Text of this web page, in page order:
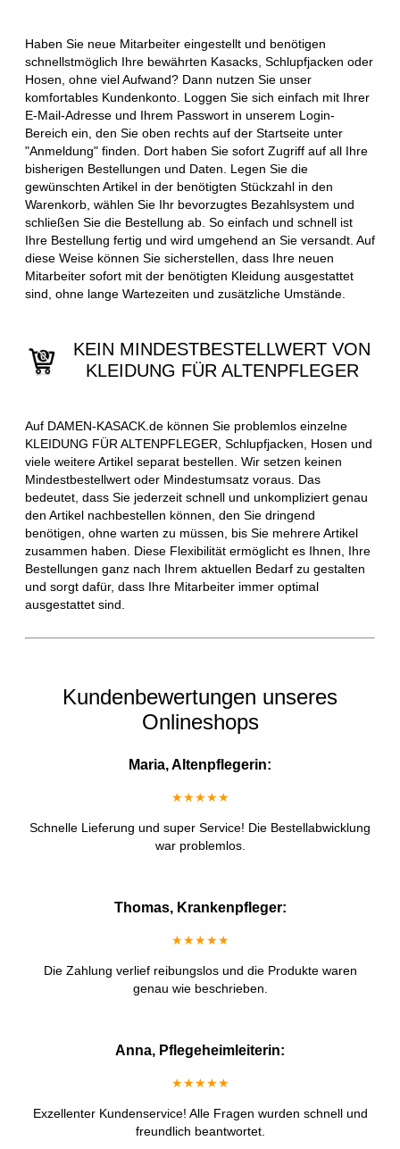
Haben Sie neue Mitarbeiter eingestellt und benötigen
schnellstmöglich Ihre bewährten Kasacks, Schlupfjacken oder
Hosen, ohne viel Aufwand? Dann nutzen Sie unser
komfortables Kundenkonto. Loggen Sie sich einfach mit Ihrer
E-Mail-Adresse und Ihrem Passwort in unserem Login-
Bereich ein, den Sie oben rechts auf der Startseite unter
"Anmeldung" finden. Dort haben Sie sofort Zugriff auf all Ihre
bisherigen Bestellungen und Daten. Legen Sie die
gewünschten Artikel in der benötigten Stückzahl in den
Warenkorb, wählen Sie Ihr bevorzugtes Bezahlsystem und
schließen Sie die Bestellung ab. So einfach und schnell ist
Ihre Bestellung fertig und wird umgehend an Sie versandt. Auf
diese Weise können Sie sicherstellen, dass Ihre neuen
Mitarbeiter sofort mit der benötigten Kleidung ausgestattet
sind, ohne lange Wartezeiten und zusätzliche Umstände.
KEIN MINDESTBESTELLWERT VON
KLEIDUNG FÜR ALTENPFLEGER
Auf DAMEN-KASACK.de können Sie problemlos einzelne
KLEIDUNG FÜR ALTENPFLEGER, Schlupfjacken, Hosen und
viele weitere Artikel separat bestellen. Wir setzen keinen
Mindestbestellwert oder Mindestumsatz voraus. Das
bedeutet, dass Sie jederzeit schnell und unkompliziert genau
den Artikel nachbestellen können, den Sie dringend
benötigen, ohne warten zu müssen, bis Sie mehrere Artikel
zusammen haben. Diese Flexibilität ermöglicht es Ihnen, Ihre
Bestellungen ganz nach Ihrem aktuellen Bedarf zu gestalten
und sorgt dafür, dass Ihre Mitarbeiter immer optimal
ausgestattet sind.
Kundenbewertungen unseres
Onlineshops
Maria, Altenpflegerin:
★★★★★
Schnelle Lieferung und super Service! Die Bestellabwicklung
war problemlos.
Thomas, Krankenpfleger:
★★★★★
Die Zahlung verlief reibungslos und die Produkte waren
genau wie beschrieben.
Anna, Pflegeheimleiterin:
★★★★★
Exzellenter Kundenservice! Alle Fragen wurden schnell und
freundlich beantwortet.